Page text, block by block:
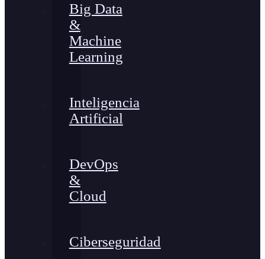
Big Data
&
Machine
Learning
Inteligencia
Artificial
DevOps
&
Cloud
Ciberseguridad